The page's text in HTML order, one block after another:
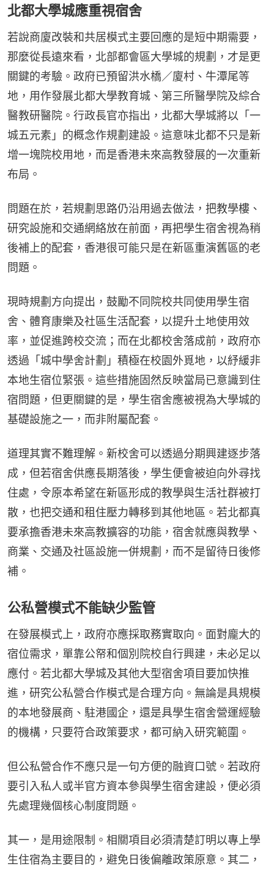
北都大學城應重視宿舍
若說商廈改裝和共居模式主要回應的是短中期需要，
那麼從長遠來看，北部都會區大學城的規劃，才是更
關鍵的考驗。政府已預留洪水橋／廈村、牛潭尾等
地，用作發展北都大學教育城、第三所醫學院及綜合
醫教研醫院。行政長官亦指出，北都大學城將以「一
城五元素」的概念作規劃建設。這意味北都不只是新
增一塊院校用地，而是香港未來高教發展的一次重新
布局。
問題在於，若規劃思路仍沿用過去做法，把教學樓、
研究設施和交通網絡放在前面，再把學生宿舍視為稍
後補上的配套，香港很可能只是在新區重演舊區的老
問題。
現時規劃方向提出，鼓勵不同院校共同使用學生宿
舍、體育康樂及社區生活配套，以提升土地使用效
率，並促進跨校交流；而在北都校舍落成前，政府亦
透過「城中學舍計劃」積極在校園外覓地，以紓緩非
本地生宿位緊張。這些措施固然反映當局已意識到住
宿問題，但更關鍵的是，學生宿舍應被視為大學城的
基礎設施之一，而非附屬配套。
道理其實不難理解。新校舍可以透過分期興建逐步落
成，但若宿舍供應長期落後，學生便會被迫向外尋找
住處，令原本希望在新區形成的教學與生活社群被打
散，也把交通和租住壓力轉移到其他地區。若北都真
要承擔香港未來高教擴容的功能，宿舍就應與教學、
商業、交通及社區設施一併規劃，而不是留待日後修
補。
公私營模式不能缺少監管
在發展模式上，政府亦應採取務實取向。面對龐大的
宿位需求，單靠公帑和個別院校自行興建，未必足以
應付。若北都大學城及其他大型宿舍項目要加快推
進，研究公私營合作模式是合理方向。無論是具規模
的本地發展商、駐港國企，還是具學生宿舍營運經驗
的機構，只要符合政策要求，都可納入研究範圍。
但公私營合作不應只是一句方便的融資口號。若政府
要引入私人或半官方資本參與學生宿舍建設，便必須
先處理幾個核心制度問題。
其一，是用途限制。相關項目必須清楚訂明以專上學
生住宿為主要目的，避免日後偏離政策原意。其二，